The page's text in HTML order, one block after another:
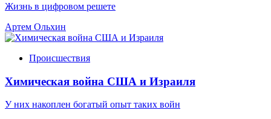
Жизнь в цифровом решете
Артем Ольхин
Происшествия
Химическая война США и Израиля
У них накоплен богатый опыт таких войн